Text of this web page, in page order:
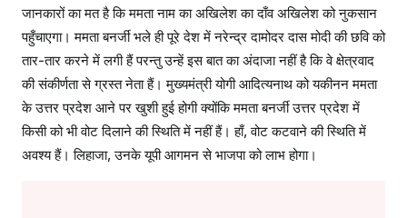
जानकारों का मत है कि ममता नाम का अखिलेश का दाँव अखिलेश को नुकसान
पहुँचाएगा। ममता बनर्जी भले ही पूरे देश में नरेन्द्र दामोदर दास मोदी की छवि को
तार-तार करने में लगी हैं परन्तु उन्हें इस बात का अंदाजा नहीं है कि वे क्षेत्रवाद
की संकीर्णता से ग्रस्त नेता हैं। मुख्यमंत्री योगी आदित्यनाथ को यकीनन ममता
के उत्तर प्रदेश आने पर खुशी हुई होगी क्योंकि ममता बनर्जी उत्तर प्रदेश में
किसी को भी वोट दिलाने की स्थिति में नहीं हैं। हाँ, वोट कटवाने की स्थिति में
अवश्य हैं। लिहाजा, उनके यूपी आगमन से भाजपा को लाभ होगा।